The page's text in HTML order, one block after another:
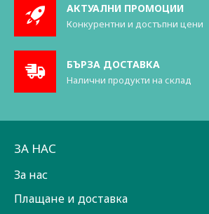
АКТУАЛНИ ПРОМОЦИИ
Конкурентни и достъпни цени
БЪРЗА ДОСТАВКА
Налични продукти на склад
ЗА НАС
За нас
Плащане и доставка